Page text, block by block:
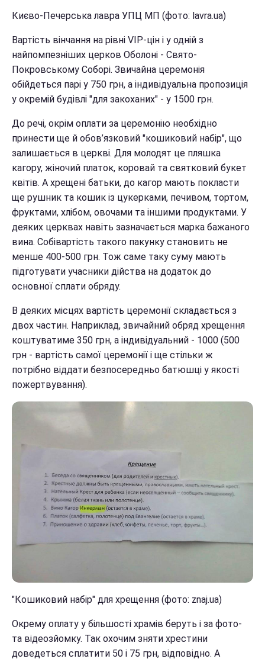
Києво-Печерська лавра УПЦ МП (фото: lavra.ua)
Вартість вінчання на рівні VIP-цін і у одній з
найпомпезніших церков Оболоні - Свято-
Покровському Соборі. Звичайна церемонія
обійдеться парі у 750 грн, а індивідуальна пропозиція
у окремій будівлі "для закоханих" - у 1500 грн.
До речі, окрім оплати за церемонію необхідно
принести ще й обов’язковий "кошиковий набір", що
залишається в церкві. Для молодят це пляшка
кагору, жіночий платок, коровай та святковий букет
квітів. А хрещені батьки, до кагор мають покласти
ще рушник та кошик із цукерками, печивом, тортом,
фруктами, хлібом, овочами та іншими продуктами. У
деяких церквах навіть зазначається марка бажаного
вина. Собівартість такого пакунку становить не
менше 400-500 грн. Тож саме таку суму мають
підготувати учасники дійства на додаток до
основної сплати обряду.
В деяких місцях вартість церемонії складається з
двох частин. Наприклад, звичайний обряд хрещення
коштуватиме 350 грн, а індивідуальний - 1000 (500
грн - вартість самої церемонії і ще стільки ж
потрібно віддати безпосередньо батюшці у якості
пожертвування).
"Кошиковий набір" для хрещення (фото: znaj.ua)
Окрему оплату у більшості храмів беруть і за фото-
та відеозйомку. Так охочим зняти хрестини
доведеться сплатити 50 і 75 грн, відповідно. А